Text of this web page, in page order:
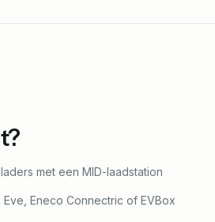
met een MID-laadstation
Eneco Connectric of EVBox